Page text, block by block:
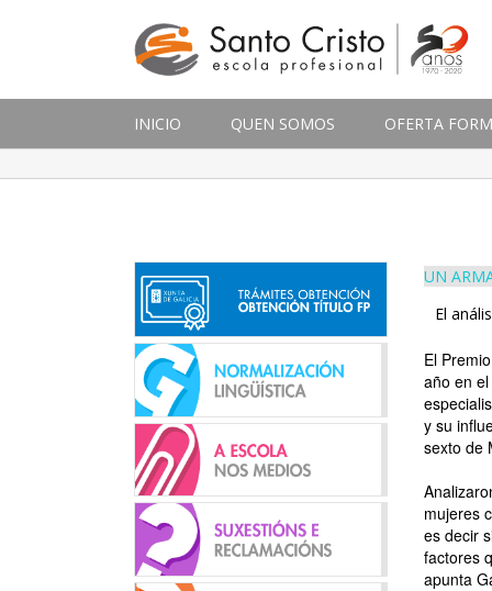
INICIO QUEN SOMOS OFERTA
UN
El
El
año en
y su
sexto de
mujeres
es decir
factores
apunta